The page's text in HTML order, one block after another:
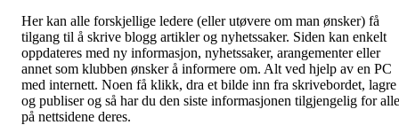
Her kan alle forskjellige ledere (eller utøvere om man ønsker) få
tilgang til å skrive blogg artikler og nyhetssaker. Siden kan enkelt
oppdateres med ny informasjon, nyhetssaker, arangementer eller
annet som klubben ønsker å informere om. Alt ved hjelp av en PC
med internett. Noen få klikk, dra et bilde inn fra skrivebordet, lagre
og publiser og så har du den siste informasjonen tilgjengelig for alle
på nettsidene deres.